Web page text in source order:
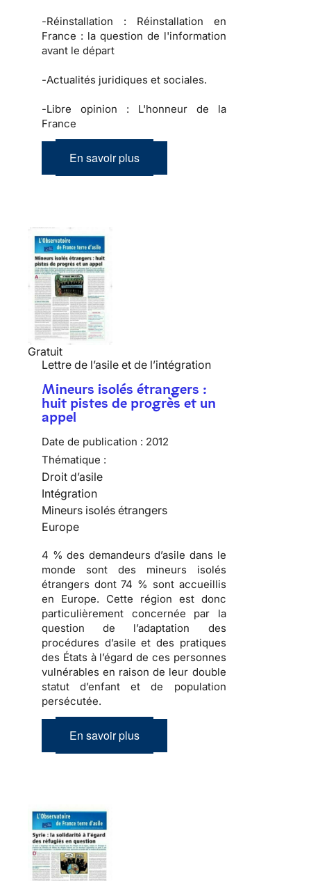
-Réinstallation : Réinstallation en
France : la question de l'information
avant le départ
-Actualités juridiques et sociales.
-Libre opinion : L'honneur de la
France
En savoir plus
Gratuit
Lettre de l’asile et de l’intégration
Mineurs isolés étrangers :
huit pistes de progrès et un
appel
Date de publication : 2012
Thématique :
Droit d’asile
Intégration
Mineurs isolés étrangers
Europe
4 % des demandeurs d’asile dans le
monde sont des mineurs isolés
étrangers dont 74 % sont accueillis
en Europe. Cette région est donc
particulièrement concernée par la
question de l’adaptation des
procédures d’asile et des pratiques
des États à l’égard de ces personnes
vulnérables en raison de leur double
statut d’enfant et de population
persécutée.
En savoir plus